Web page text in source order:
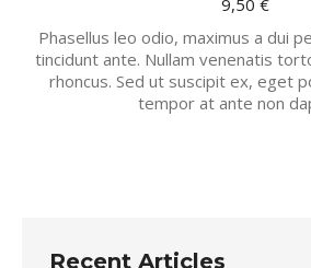
9,50 €
Phasellus leo odio, maximus a dui
tincidunt ante. Nullam venenatis
rhoncus. Sed ut suscipit ex, eget
tempor at ante non
Recent Articles